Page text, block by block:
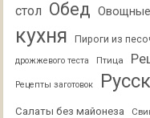
стол Обед Овощные
кухня
Пироги из
дрожжевого теста
Птица
Рецепты заготовок
Салаты без майонеза